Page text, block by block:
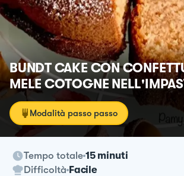
BUNDT CAKE CON
MELE COTOGNE
Modalità passo passo
Tempo totale 15 minuti
Difficoltà Facile